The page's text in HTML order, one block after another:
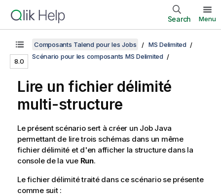
Search Menu
8.0
Composants Talend pour les Jobs
MS Delimited
Scénario pour les composants MS Delimited
Lire un fichier délimité
multi-structure
Le présent scénario sert à créer un Job Java
permettant de lire trois schémas dans un même
fichier délimité et d'en afficher la structure dans la
console de la vue Run.
Le fichier délimité traité dans ce scénario se présente
comme suit :